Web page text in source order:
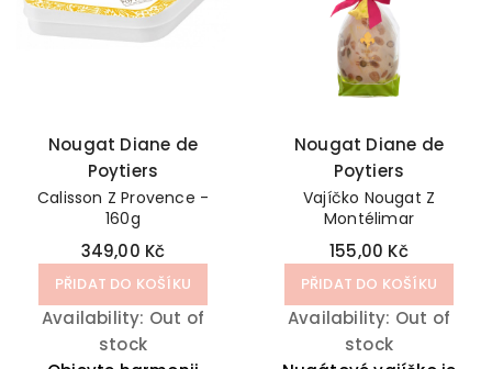
Nougat Diane de
Poytiers
Calisson Z Provence -
160g
349,00 Kč
PŘIDAT DO KOŠÍKU
Availability: Out of
stock
Nougat Diane de
Poytiers
Vajíčko Nougat Z
Montélimar
155,00 Kč
PŘIDAT DO KOŠÍKU
Availability: Out of
stock